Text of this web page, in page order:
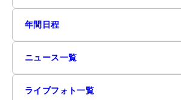
年間日程
ニュース一覧
ライブフォト一覧